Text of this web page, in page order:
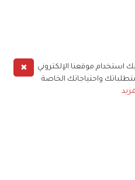
✖
موقعنا الإلكتروني
واحتياجاتك الخاصة